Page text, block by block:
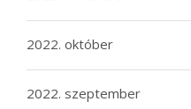
2022. október
2022. szeptember